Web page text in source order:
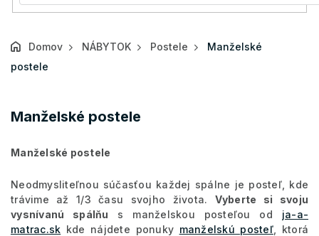
Domov NÁBYTOK Postele
Manželské
postele
Manželské postele
Manželské postele
Neodmysliteľnou súčasťou každej spálne je posteľ, kde
trávime až 1/3 času svojho života. Vyberte si svoju
vysnívanú spálňu s manželskou posteľou od ja-a-
matrac.sk kde nájdete ponuky manželskú posteľ, ktorá